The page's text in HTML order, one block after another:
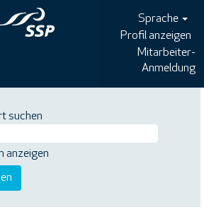
Sprache
Profil anzeigen
Mitarbeiter-
Anmeldung
suchen
anzeigen